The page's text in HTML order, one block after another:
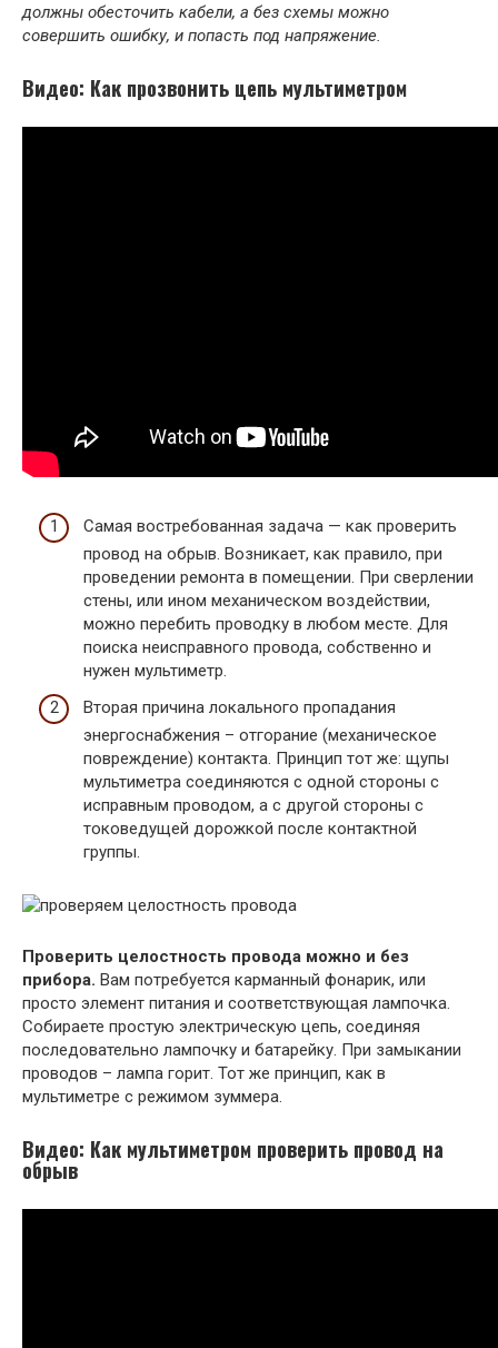
должны обесточить кабели, а без схемы можно
совершить ошибку, и попасть под напряжение.
Видео: Как прозвонить цепь мультиметром
Самая востребованная задача — как проверить
провод на обрыв. Возникает, как правило, при
проведении ремонта в помещении. При сверлении
стены, или ином механическом воздействии,
можно перебить проводку в любом месте. Для
поиска неисправного провода, собственно и
нужен мультиметр.
Вторая причина локального пропадания
энергоснабжения – отгорание (механическое
повреждение) контакта. Принцип тот же: щупы
мультиметра соединяются с одной стороны с
исправным проводом, а с другой стороны с
токоведущей дорожкой после контактной
группы.
Проверить целостность провода можно и без
прибора. Вам потребуется карманный фонарик, или
просто элемент питания и соответствующая лампочка.
Собираете простую электрическую цепь, соединяя
последовательно лампочку и батарейку. При замыкании
проводов – лампа горит. Тот же принцип, как в
мультиметре с режимом зуммера.
Видео: Как мультиметром проверить провод на
обрыв